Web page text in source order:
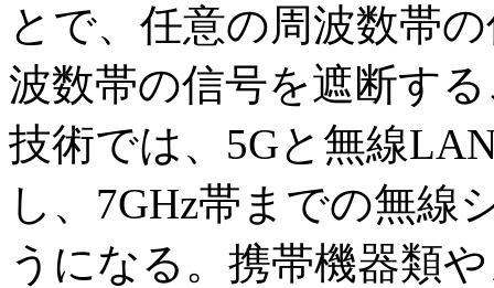
とで、任意の周波数帯
波数帯の信号を遮断す
技術では、5Gと無線
し、7GHz帯までの無線
うになる。携帯機器類